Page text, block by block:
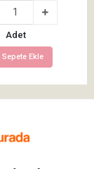
Adet
Sepete Ekle